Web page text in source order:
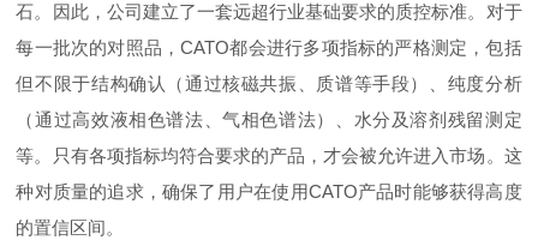
石。因此，公司建立了一套远超行业基础要求的质控标准。对于
每一批次的对照品，CATO都会进行多项指标的严格测定，包括
但不限于结构确认（通过核磁共振、质谱等手段）、纯度分析
（通过高效液相色谱法、气相色谱法）、水分及溶剂残留测定
等。只有各项指标均符合要求的产品，才会被允许进入市场。这
种对质量的追求，确保了用户在使用CATO产品时能够获得高度
的置信区间。